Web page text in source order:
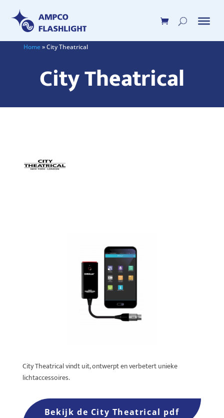
Home»City Theatrical
City Theatrical
City Theatrical vindt uit, ontwerpt en verbetert unieke
lichtaccessoires.
Bekijk de City Theatrical pdf